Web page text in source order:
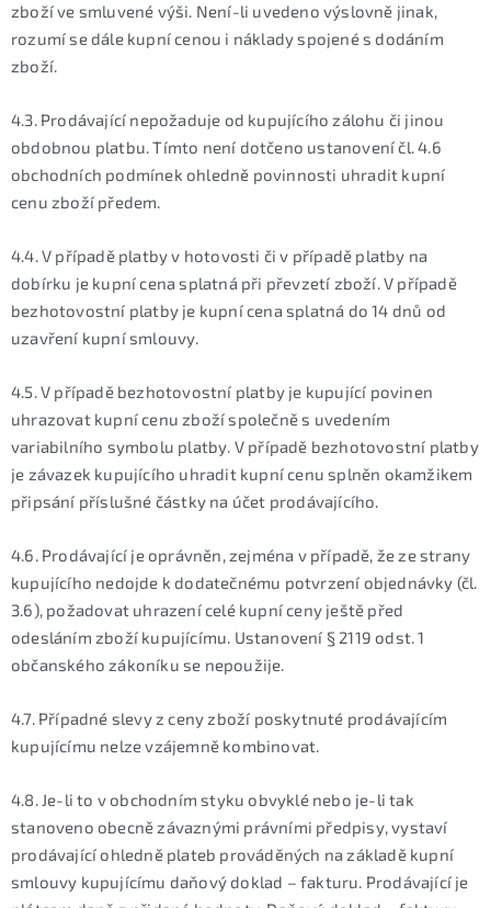
zboží ve smluvené výši. Není-li uvedeno výslovně jinak,
rozumí se dále kupní cenou i náklady spojené s dodáním
zboží.
4.3. Prodávající nepožaduje od kupujícího zálohu či jinou
obdobnou platbu. Tímto není dotčeno ustanovení čl. 4.6
obchodních podmínek ohledně povinnosti uhradit kupní
cenu zboží předem.
4.4. V případě platby v hotovosti či v případě platby na
dobírku je kupní cena splatná při převzetí zboží. V případě
bezhotovostní platby je kupní cena splatná do 14 dnů od
uzavření kupní smlouvy.
4.5. V případě bezhotovostní platby je kupující povinen
uhrazovat kupní cenu zboží společně s uvedením
variabilního symbolu platby. V případě bezhotovostní platby
je závazek kupujícího uhradit kupní cenu splněn okamžikem
připsání příslušné částky na účet prodávajícího.
4.6. Prodávající je oprávněn, zejména v případě, že ze strany
kupujícího nedojde k dodatečnému potvrzení objednávky (čl.
3.6), požadovat uhrazení celé kupní ceny ještě před
odesláním zboží kupujícímu. Ustanovení § 2119 odst. 1
občanského zákoníku se nepoužije.
4.7. Případné slevy z ceny zboží poskytnuté prodávajícím
kupujícímu nelze vzájemně kombinovat.
4.8. Je-li to v obchodním styku obvyklé nebo je-li tak
stanoveno obecně závaznými právními předpisy, vystaví
prodávající ohledně plateb prováděných na základě kupní
smlouvy kupujícímu daňový doklad – fakturu. Prodávající je